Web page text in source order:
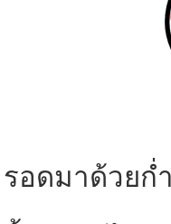
รอดมาด้วยก่